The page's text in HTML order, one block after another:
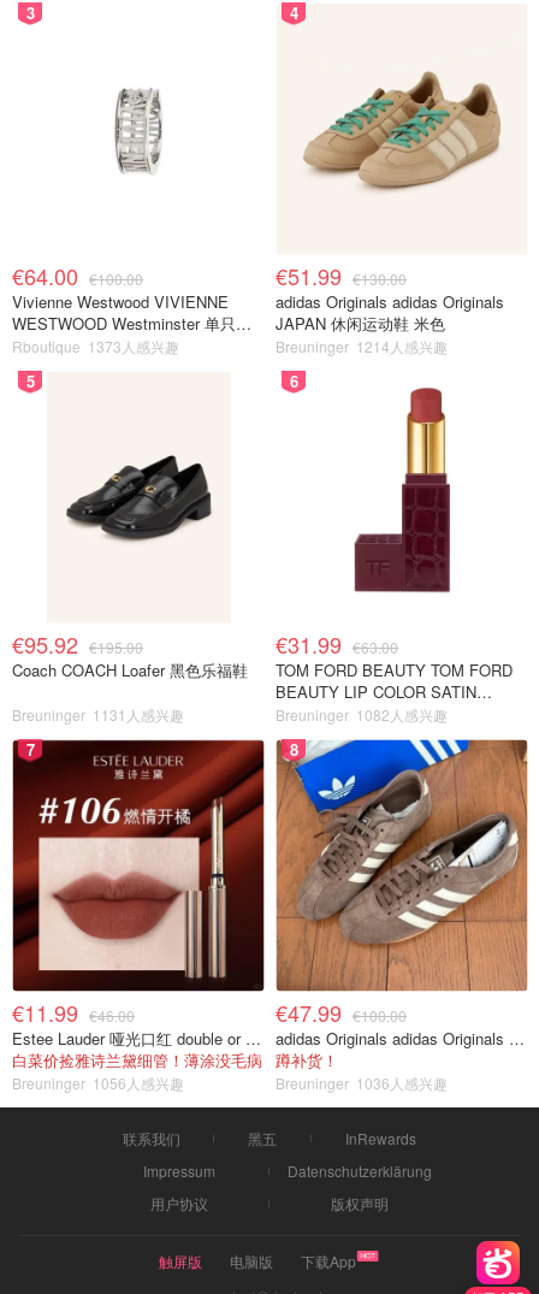
3
€64.00 €100.00
Vivienne Westwood VIVIENNE
WESTWOOD Westminster 单只耳
环
Rboutique 1373人感兴趣
4
€51.99 €130.00
adidas Originals adidas Originals
JAPAN 休闲运动鞋 米色
Breuninger 1214人感兴趣
5
€95.92 €195.00
Coach COACH Loafer 黑色乐福鞋
Breuninger 1131人感兴趣
6
€31.99 €63.00
TOM FORD BEAUTY TOM FORD
BEAUTY LIP COLOR SATIN
MATTE 裸玫瑰口红
Breuninger 1082人感兴趣
7
€11.99 €46.00
Estee Lauder 哑光口红 double or nothing色号
白菜价捡雅诗兰黛细管！薄涂没毛病
Breuninger 1056人感兴趣
8
€47.99 €100.00
adidas Originals adidas Originals TOKYO 复古休闲鞋 深棕色
蹲补货！
Breuninger 1036人感兴趣
联系我们 黑五
InRewards
Impressum
Datenschutzerklärung
用户协议
版权声明
触屏版 电脑版
下载App